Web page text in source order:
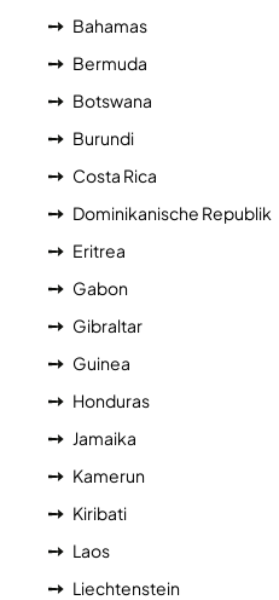
Bahamas
Bermuda
Botswana
Burundi
Costa Rica
Dominikanische Republik
Eritrea
Gabon
Gibraltar
Guinea
Honduras
Jamaika
Kamerun
Kiribati
Laos
Liechtenstein